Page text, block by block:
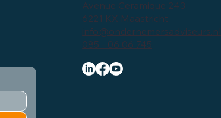
Avenue Ceramique 243
6221 KX Maastricht
info@ondernemersadviseurs.nl
085 - 06 06 745